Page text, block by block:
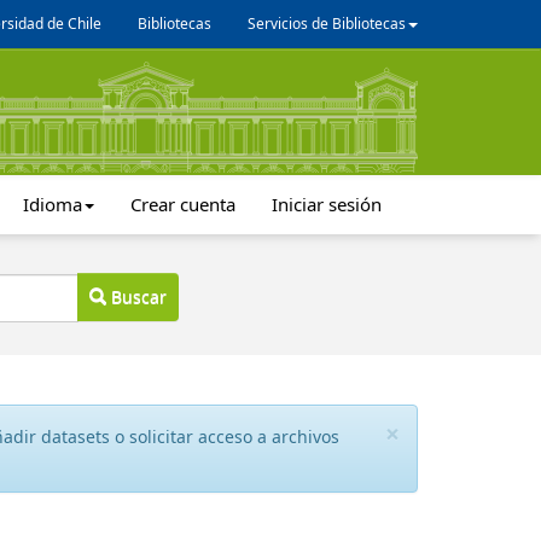
de Chile Bibliotecas Servicios de Bibliotecas
Idioma Crear cuenta Iniciar sesión
Buscar
×
datasets o solicitar acceso a archivos